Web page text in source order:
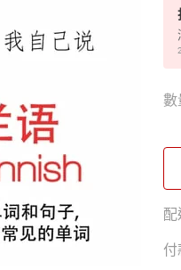
數
配
付